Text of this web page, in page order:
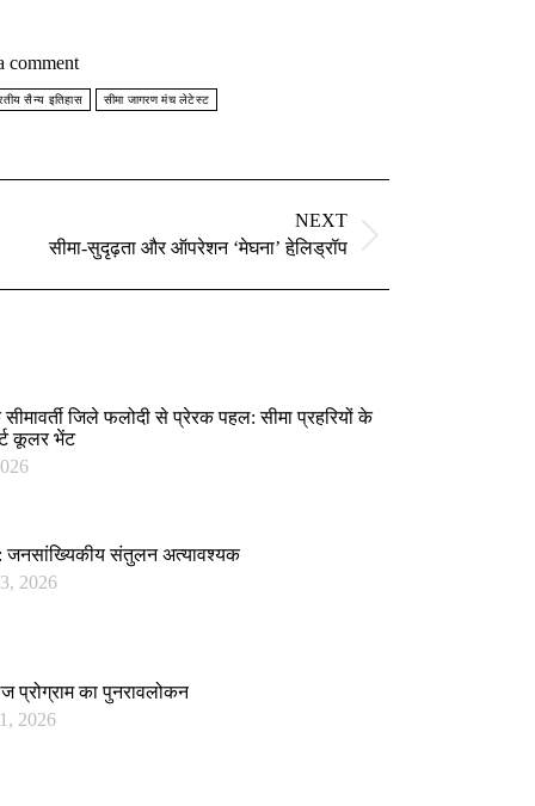
comment
सैन्य इतिहास सीमा जागरण मंच लेटेस्ट
NEXT
सीमा-सुदृढ़ता और ऑपरेशन ‘मेघना’ हेलि़ड्रॉप
जिले फलोदी से प्रेरक पहल: सीमा प्रहरियों के
कूलर भेंट
जनसांख्यिकीय संतुलन अत्यावश्यक
2026
प्रोग्राम का पुनरावलोकन
2026